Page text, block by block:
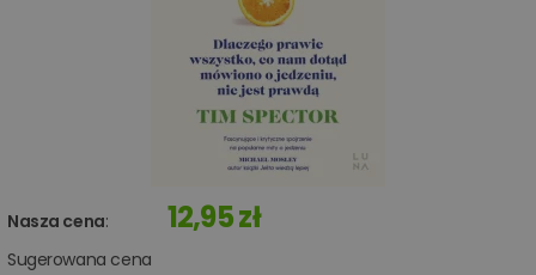
Nasza cena: 12,95 zł
Sugerowana cena